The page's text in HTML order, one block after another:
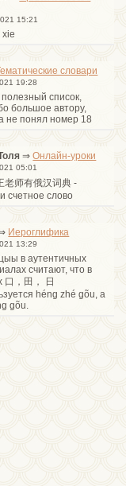
15:21
xie
словари
19:28
список,
большое автору,
не понял номер 18
⇒Онлайн-уроки
05:01
老师有俄汉词典 -
счетное слово
Иероглифика
13:29
в аутентичных
считают, что в
口，田， 日
héng zhé gõu, а
gõu.